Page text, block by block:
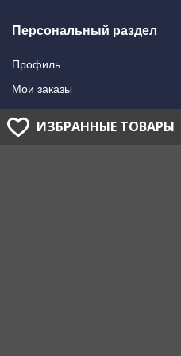
Персональный раздел
Профиль
Мои заказы
Мои подписки
Написать в поддержку
ИЗБРАННЫЕ ТОВАРЫ